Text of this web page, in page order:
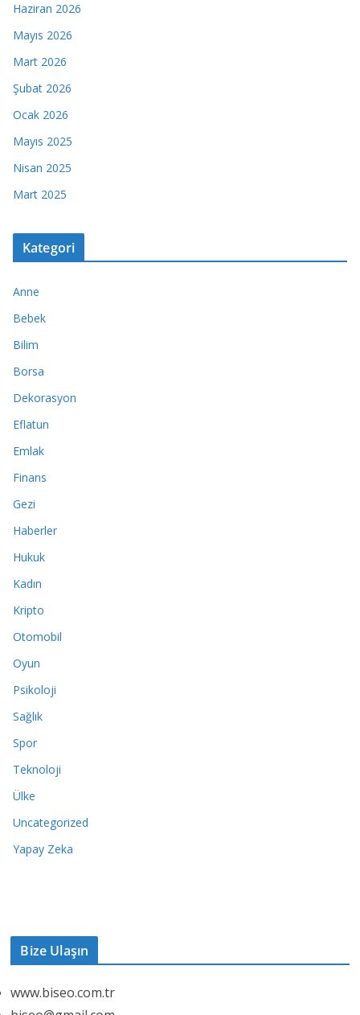
Haziran 2026
Mayıs 2026
Mart 2026
Şubat 2026
Ocak 2026
Mayıs 2025
Nisan 2025
Mart 2025
Kategori
Anne
Bebek
Bilim
Borsa
Dekorasyon
Eflatun
Emlak
Finans
Gezi
Haberler
Hukuk
Kadın
Kripto
Otomobil
Oyun
Psikoloji
Sağlık
Spor
Teknoloji
Ülke
Uncategorized
Yapay Zeka
Bize Ulaşın
www.biseo.com.tr